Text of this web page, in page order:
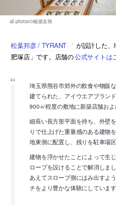
松葉邦彦 / TYRANT
が設計した
肥塚店」です。店舗の公式サイトは
埼玉県熊谷市郊外の飲食や物販
建てられた、アイウエアブラン
900㎡程度の敷地に新築店舗お
細長い長方形平面を持ち、外壁
りで仕上げた重量感のある建物
地東側に配置し、残りを駐車場
建物を浮かせたことによって生
ロープを設けることで解消しま
あえてスロープ側にはみ出すよ
チをより豊かな体験にしています